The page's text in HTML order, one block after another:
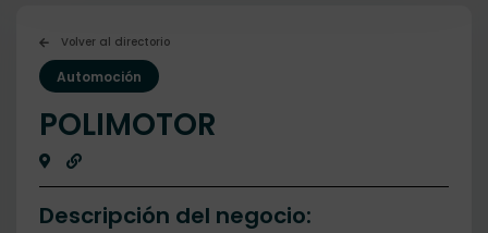
Volver al directorio
Automoción
POLIMOTOR
Descripción del negocio: